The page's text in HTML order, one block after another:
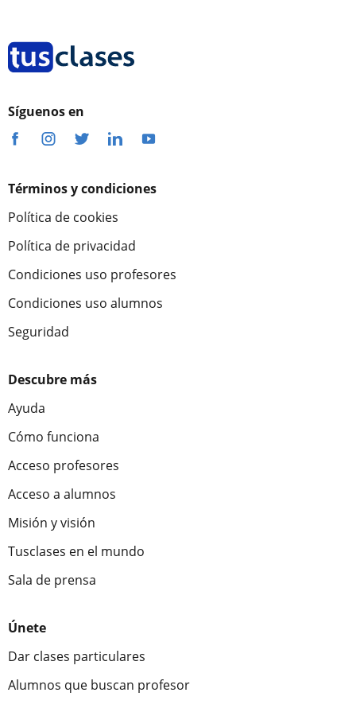
Síguenos en
Términos y condiciones
Política de cookies
Política de privacidad
Condiciones uso profesores
Condiciones uso alumnos
Seguridad
Descubre más
Ayuda
Cómo funciona
Acceso profesores
Acceso a alumnos
Misión y visión
Tusclases en el mundo
Sala de prensa
Únete
Dar clases particulares
Alumnos que buscan profesor